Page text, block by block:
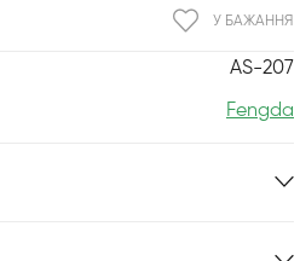
AS-207
Fengda
У БАЖАННЯ